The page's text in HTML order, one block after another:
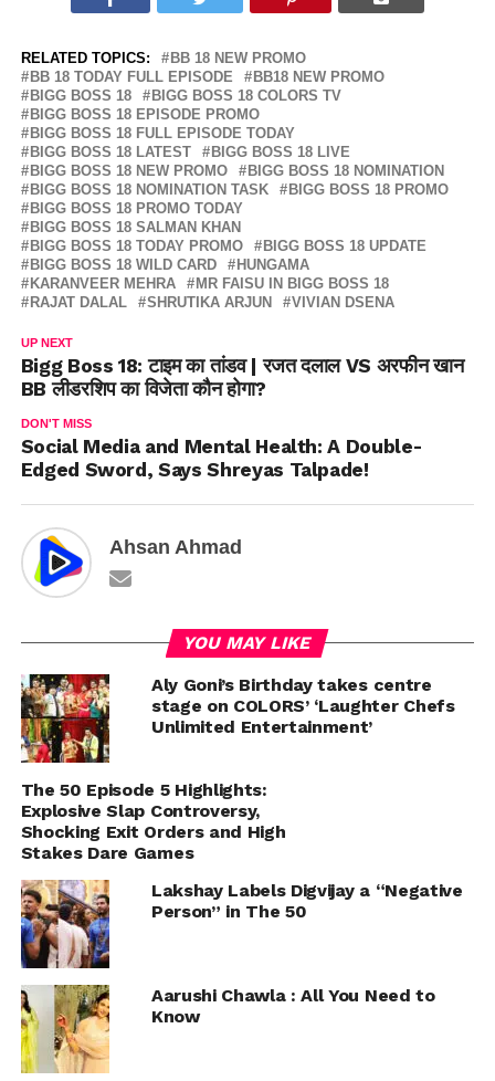
RELATED TOPICS:
BB 18 NEW PROMO
BB 18 TODAY FULL EPISODE
BB18 NEW PROMO
BIGG BOSS 18
BIGG BOSS 18 COLORS TV
BIGG BOSS 18 EPISODE PROMO
BIGG BOSS 18 FULL EPISODE TODAY
BIGG BOSS 18 LATEST
BIGG BOSS 18 LIVE
BIGG BOSS 18 NEW PROMO
BIGG BOSS 18 NOMINATION
BIGG BOSS 18 NOMINATION TASK
BIGG BOSS 18 PROMO
BIGG BOSS 18 PROMO TODAY
BIGG BOSS 18 SALMAN KHAN
BIGG BOSS 18 TODAY PROMO
BIGG BOSS 18 UPDATE
BIGG BOSS 18 WILD CARD
HUNGAMA
KARANVEER MEHRA
MR FAISU IN BIGG BOSS 18
RAJAT DALAL
SHRUTIKA ARJUN VIVIAN DSENA
UP NEXT
Bigg Boss 18: टाइम का तांडव | रजत दलाल VS अरफीन खान
BB लीडरशिप का विजेता कौन होगा?
DON'T MISS
Social Media and Mental Health: A Double-
Edged Sword, Says Shreyas Talpade!
Ahsan Ahmad
YOU MAY LIKE
Aly Goni’s Birthday takes centre
stage on COLORS’ ‘Laughter Chefs
Unlimited Entertainment’
The 50 Episode 5 Highlights:
Explosive Slap Controversy,
Shocking Exit Orders and High
Stakes Dare Games
Lakshay Labels Digvijay a “Negative
Person” in The 50
Aarushi Chawla : All You Need to
Know